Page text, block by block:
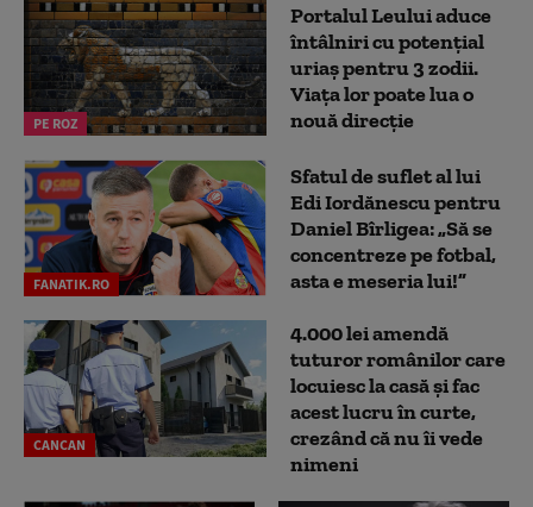
PE ROZ
Portalul Leului aduce
întâlniri cu potențial
uriaș pentru 3 zodii.
Viața lor poate lua o
nouă direcție
FANATIK.RO
Sfatul de suflet al lui
Edi Iordănescu pentru
Daniel Bîrligea: „Să se
concentreze pe fotbal,
asta e meseria lui!”
CANCAN
4.000 lei amendă
tuturor românilor care
locuiesc la casă și fac
acest lucru în curte,
crezând că nu îi vede
nimeni